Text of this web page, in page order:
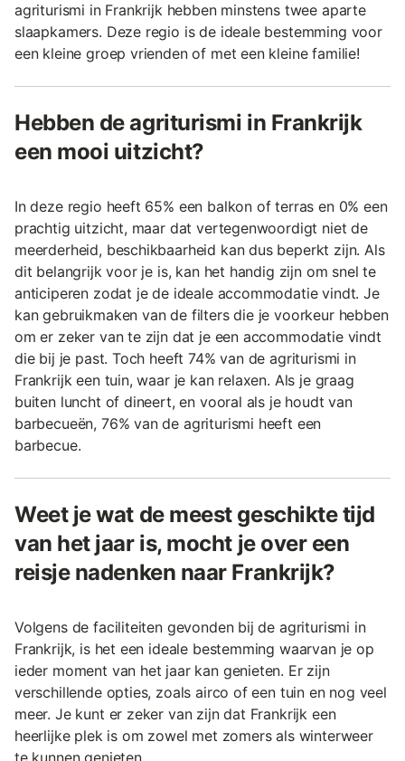
agriturismi in Frankrijk hebben minstens twee aparte
slaapkamers. Deze regio is de ideale bestemming voor
een kleine groep vrienden of met een kleine familie!
Hebben de agriturismi in Frankrijk
een mooi uitzicht?
In deze regio heeft 65% een balkon of terras en 0% een
prachtig uitzicht, maar dat vertegenwoordigt niet de
meerderheid, beschikbaarheid kan dus beperkt zijn. Als
dit belangrijk voor je is, kan het handig zijn om snel te
anticiperen zodat je de ideale accommodatie vindt. Je
kan gebruikmaken van de filters die je voorkeur hebben
om er zeker van te zijn dat je een accommodatie vindt
die bij je past. Toch heeft 74% van de agriturismi in
Frankrijk een tuin, waar je kan relaxen. Als je graag
buiten luncht of dineert, en vooral als je houdt van
barbecueën, 76% van de agriturismi heeft een
barbecue.
Weet je wat de meest geschikte tijd
van het jaar is, mocht je over een
reisje nadenken naar Frankrijk?
Volgens de faciliteiten gevonden bij de agriturismi in
Frankrijk, is het een ideale bestemming waarvan je op
ieder moment van het jaar kan genieten. Er zijn
verschillende opties, zoals airco of een tuin en nog veel
meer. Je kunt er zeker van zijn dat Frankrijk een
heerlijke plek is om zowel met zomers als winterweer